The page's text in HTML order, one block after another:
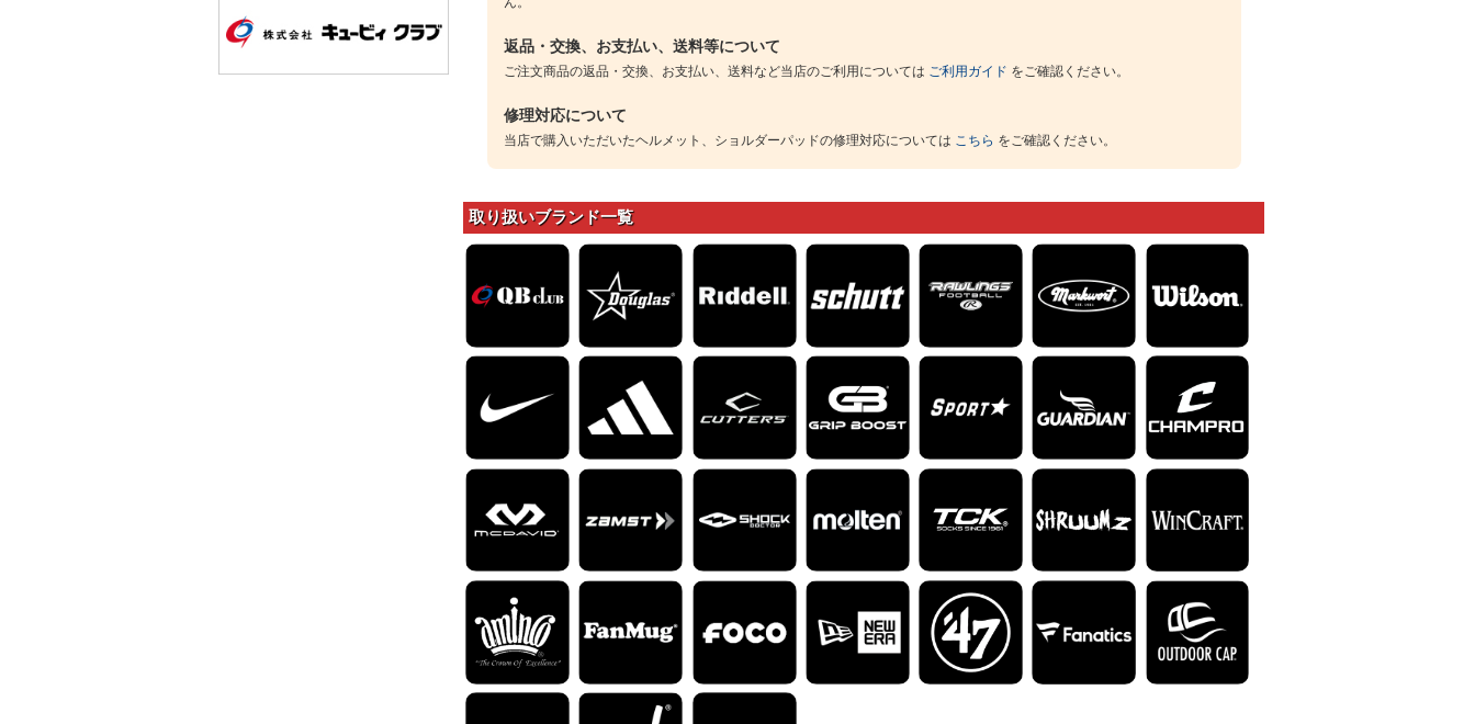
返品・交換、お支払い、送料等について
ご注文商品の返品・交換、お支払い、送料など当店のご利用については ご利用ガイド をご確認ください。
修理対応について
当店で購入いただいたヘルメット、ショルダーパッドの修理対応については こちら をご確認ください。
取り扱いブランド一覧